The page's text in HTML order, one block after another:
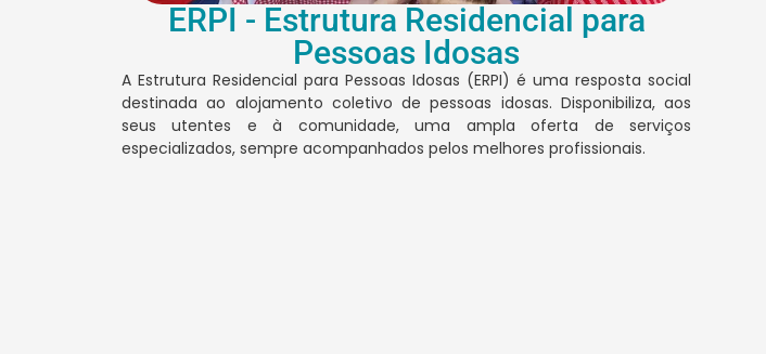
ERPI - Estrutura Residencial para
Pessoas Idosas
A Estrutura Residencial para Pessoas Idosas (ERPI) é uma resposta social
destinada ao alojamento coletivo de pessoas idosas. Disponibiliza, aos
seus utentes e à comunidade, uma ampla oferta de serviços
especializados, sempre acompanhados pelos melhores profissionais.